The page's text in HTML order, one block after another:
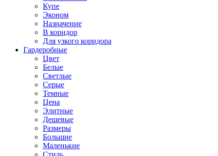
Купе
Эконом
Назначение
В коридор
Для узкого коридора
Гардеробные
Цвет
Белые
Светлые
Серые
Темные
Цена
Элитные
Дешевые
Размеры
Большие
Маленькие
Стиль